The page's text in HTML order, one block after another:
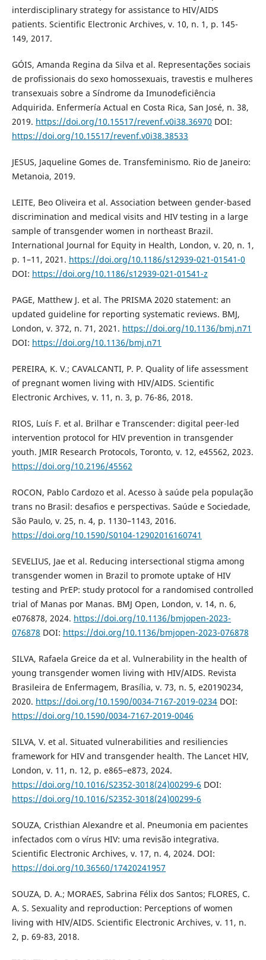
interdisciplinary strategy for assistance to HIV/AIDS
patients. Scientific Electronic Archives, v. 10, n. 1, p. 145-
149, 2017.
GÓIS, Amanda Regina da Silva et al. Representações sociais
de profissionais do sexo homossexuais, travestis e mulheres
transexuais sobre a Síndrome da Imunodeficiência
Adquirida. Enfermería Actual en Costa Rica, San José, n. 38,
2019. https://doi.org/10.15517/revenf.v0i38.36970 DOI:
https://doi.org/10.15517/revenf.v0i38.38533
JESUS, Jaqueline Gomes de. Transfeminismo. Rio de Janeiro:
Metanoia, 2019.
LEITE, Beo Oliveira et al. Association between gender-based
discrimination and medical visits and HIV testing in a large
sample of transgender women in northeast Brazil.
International Journal for Equity in Health, London, v. 20, n. 1,
p. 1–11, 2021. https://doi.org/10.1186/s12939-021-01541-0
DOI: https://doi.org/10.1186/s12939-021-01541-z
PAGE, Matthew J. et al. The PRISMA 2020 statement: an
updated guideline for reporting systematic reviews. BMJ,
London, v. 372, n. 71, 2021. https://doi.org/10.1136/bmj.n71
DOI: https://doi.org/10.1136/bmj.n71
PEREIRA, K. V.; CAVALCANTI, P. P. Quality of life assessment
of pregnant women living with HIV/AIDS. Scientific
Electronic Archives, v. 11, n. 3, p. 76-86, 2018.
RIOS, Luís F. et al. Brilhar e Transcender: digital peer-led
intervention protocol for HIV prevention in transgender
youth. JMIR Research Protocols, Toronto, v. 12, e45562, 2023.
https://doi.org/10.2196/45562
ROCON, Pablo Cardozo et al. Acesso à saúde pela população
trans no Brasil: desafios e perspectivas. Saúde e Sociedade,
São Paulo, v. 25, n. 4, p. 1130–1143, 2016.
https://doi.org/10.1590/S0104-12902016160741
SEVELIUS, Jae et al. Reducing intersectional stigma among
transgender women in Brazil to promote uptake of HIV
testing and PrEP: study protocol for a randomised controlled
trial of Manas por Manas. BMJ Open, London, v. 14, n. 6,
e076878, 2024. https://doi.org/10.1136/bmjopen-2023-
076878 DOI: https://doi.org/10.1136/bmjopen-2023-076878
SILVA, Rafaela Greice da et al. Vulnerability in the health of
young transgender women living with HIV/AIDS. Revista
Brasileira de Enfermagem, Brasília, v. 73, n. 5, e20190234,
2020. https://doi.org/10.1590/0034-7167-2019-0234DOI:
https://doi.org/10.1590/0034-7167-2019-0046
SILVA, V. et al. Situated vulnerabilities and resiliencies
framework for HIV and transgender health. The Lancet HIV,
London, v. 11, n. 12, p. e865–e873, 2024.
https://doi.org/10.1016/S2352-3018(24)00299-6 DOI:
https://doi.org/10.1016/S2352-3018(24)00299-6
SOUZA, Cristhian Alexandre et al. Pneumonia em pacientes
infectados com o vírus HIV: uma revisão integrativa.
Scientific Electronic Archives, v. 17, n. 4, 2024. DOI:
https://doi.org/10.36560/17420241957
SOUZA, D. A.; MORAES, Sabrina Félix dos Santos; FLORES, C.
A. S. Sexuality and reproduction: Perceptions of women
living with HIV/AIDS. Scientific Electronic Archives, v. 11, n.
2, p. 69-83, 2018.